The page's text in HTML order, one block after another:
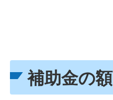
補助金の額